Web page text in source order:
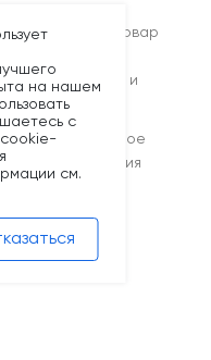
забрать товар
карты и
лиц.
— это надёжное
и укрепления
и быструю
с гарантией
этапе!
на нашем
с
cookie-
см.